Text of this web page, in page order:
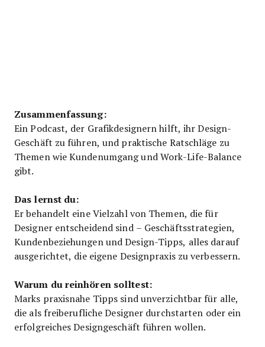
Zusammenfassung:
Ein Podcast, der Grafikdesignern hilft, ihr Design-
Geschäft zu führen, und praktische Ratschläge zu
Themen wie Kundenumgang und Work-Life-Balance
gibt.
Das lernst du:
Er behandelt eine Vielzahl von Themen, die für
Designer entscheidend sind – Geschäftsstrategien,
Kundenbeziehungen und Design-Tipps, alles darauf
ausgerichtet, die eigene Designpraxis zu verbessern.
Warum du reinhören solltest:
Marks praxisnahe Tipps sind unverzichtbar für alle,
die als freiberufliche Designer durchstarten oder ein
erfolgreiches Designgeschäft führen wollen.